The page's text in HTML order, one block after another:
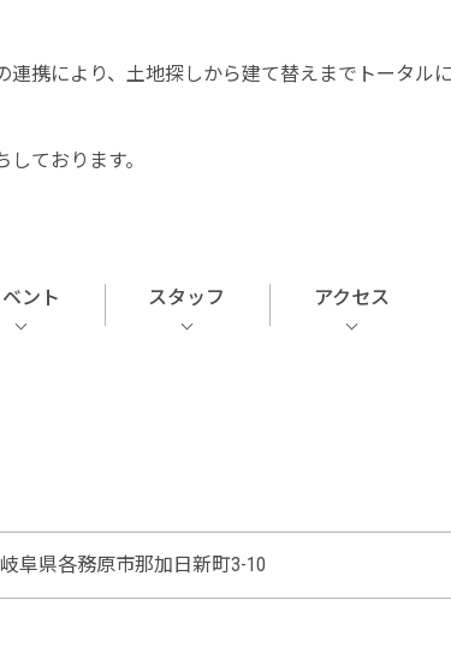
携により、土地探しから建て替えまでトータル
ております。
ント スタッフ アクセス
岐阜県各務原市那加日新町3-10